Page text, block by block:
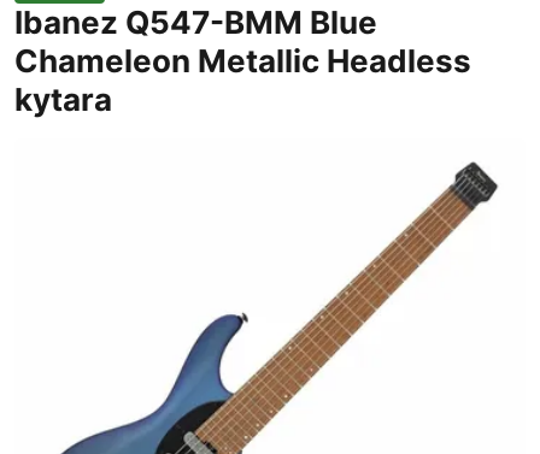
Ibanez Q547-BMM Blue
Chameleon Metallic Headless
kytara